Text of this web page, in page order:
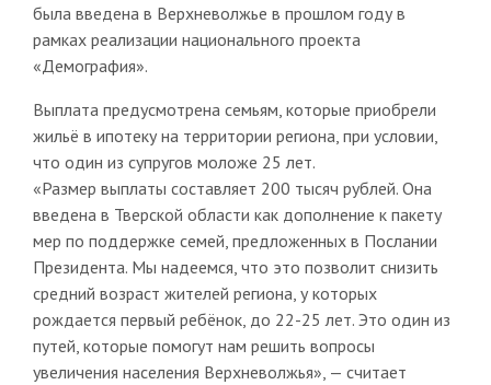
была введена в Верхневолжье в прошлом году в
рамках реализации национального проекта
«Демография».
Выплата предусмотрена семьям, которые приобрели
жильё в ипотеку на территории региона, при условии,
что один из супругов моложе 25 лет.
«Размер выплаты составляет 200 тысяч рублей. Она
введена в Тверской области как дополнение к пакету
мер по поддержке семей, предложенных в Послании
Президента. Мы надеемся, что это позволит снизить
средний возраст жителей региона, у которых
рождается первый ребёнок, до 22-25 лет. Это один из
путей, которые помогут нам решить вопросы
увеличения населения Верхневолжья», — считает